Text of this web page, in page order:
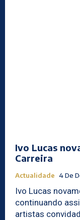
Ivo Lucas
Carreira
Actualidade 4 De
Ivo Lucas
continuando